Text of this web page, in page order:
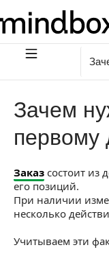
Зачем
первому
Заказ состоит из
его позиций.
При наличии
несколько
Учитываем эти